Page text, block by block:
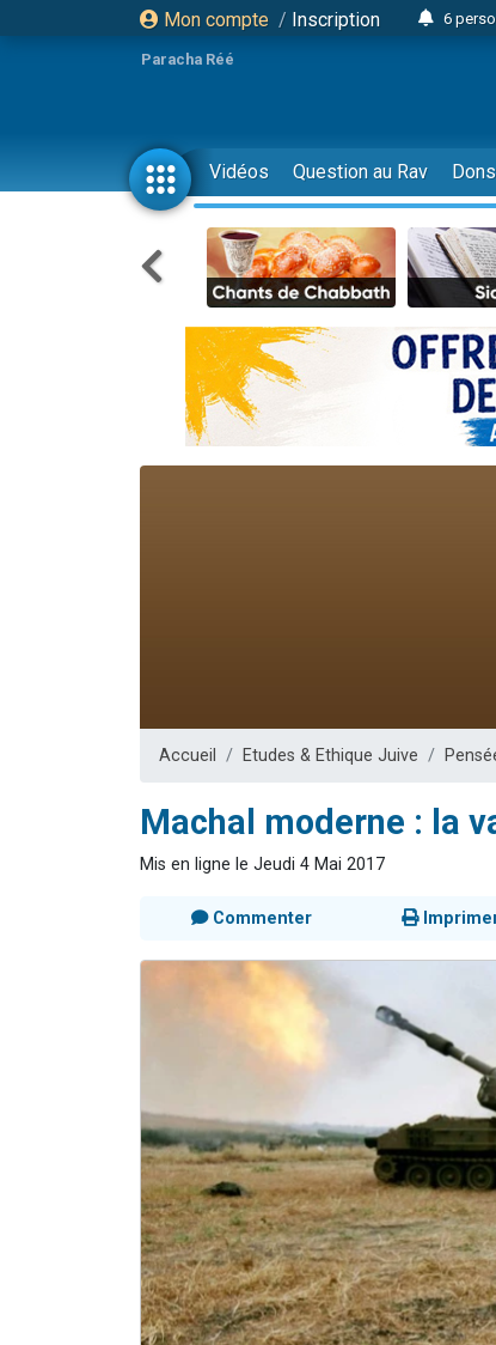
Mon compte / Inscription
6
2
17
4
Il
23
Eva
4
3
3
13
Il
3
Paracha Réé
Vidéos Question au Rav Dons
Accueil Etudes & Ethique Juive
Machal moderne : la
Mis en ligne le Jeudi 4 Mai 2017
Commenter